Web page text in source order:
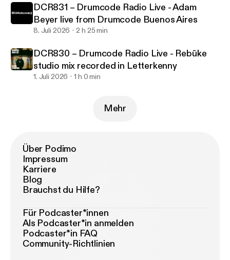
DCR831 – Drumcode Radio Live - Adam
Beyer live from Drumcode Buenos Aires
8. Juli 2026 2 h 25 min
DCR830 – Drumcode Radio Live - Rebūke
studio mix recorded in Letterkenny
1. Juli 2026 1 h 0 min
Mehr
Über Podimo
Impressum
Karriere
Blog
Brauchst du Hilfe?
Für Podcaster*innen
Als Podcaster*in anmelden
Podcaster*in FAQ
Community-Richtlinien